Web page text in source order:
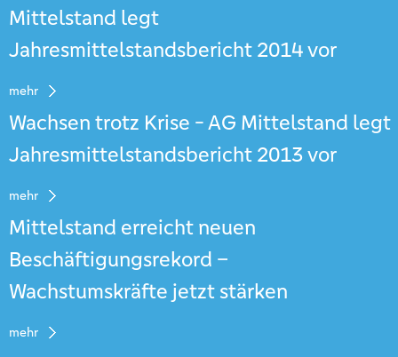
Mittelstand legt
Jahresmittelstandsbericht 2014 vor
mehr
Wachsen trotz Krise - AG Mittelstand legt
Jahresmittelstandsbericht 2013 vor
mehr
Mittelstand erreicht neuen
Beschäftigungsrekord –
Wachstumskräfte jetzt stärken
mehr